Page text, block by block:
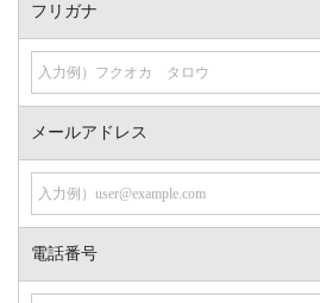
フリガナ
メールアドレス
電話番号